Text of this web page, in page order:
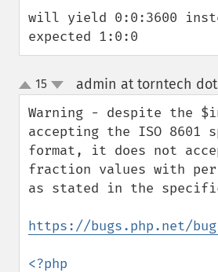
will yield 0:0:3600
expected 1:0:0
up
down
15 admin at torntech
Warning - despite the
accepting the ISO 8601
format, it does not
fraction values with
as stated in the
https://bugs.php.net/